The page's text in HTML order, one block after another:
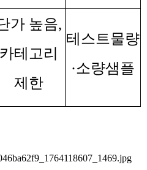
가 높음,
카테고리
제한
테스트물량
·소량샘플